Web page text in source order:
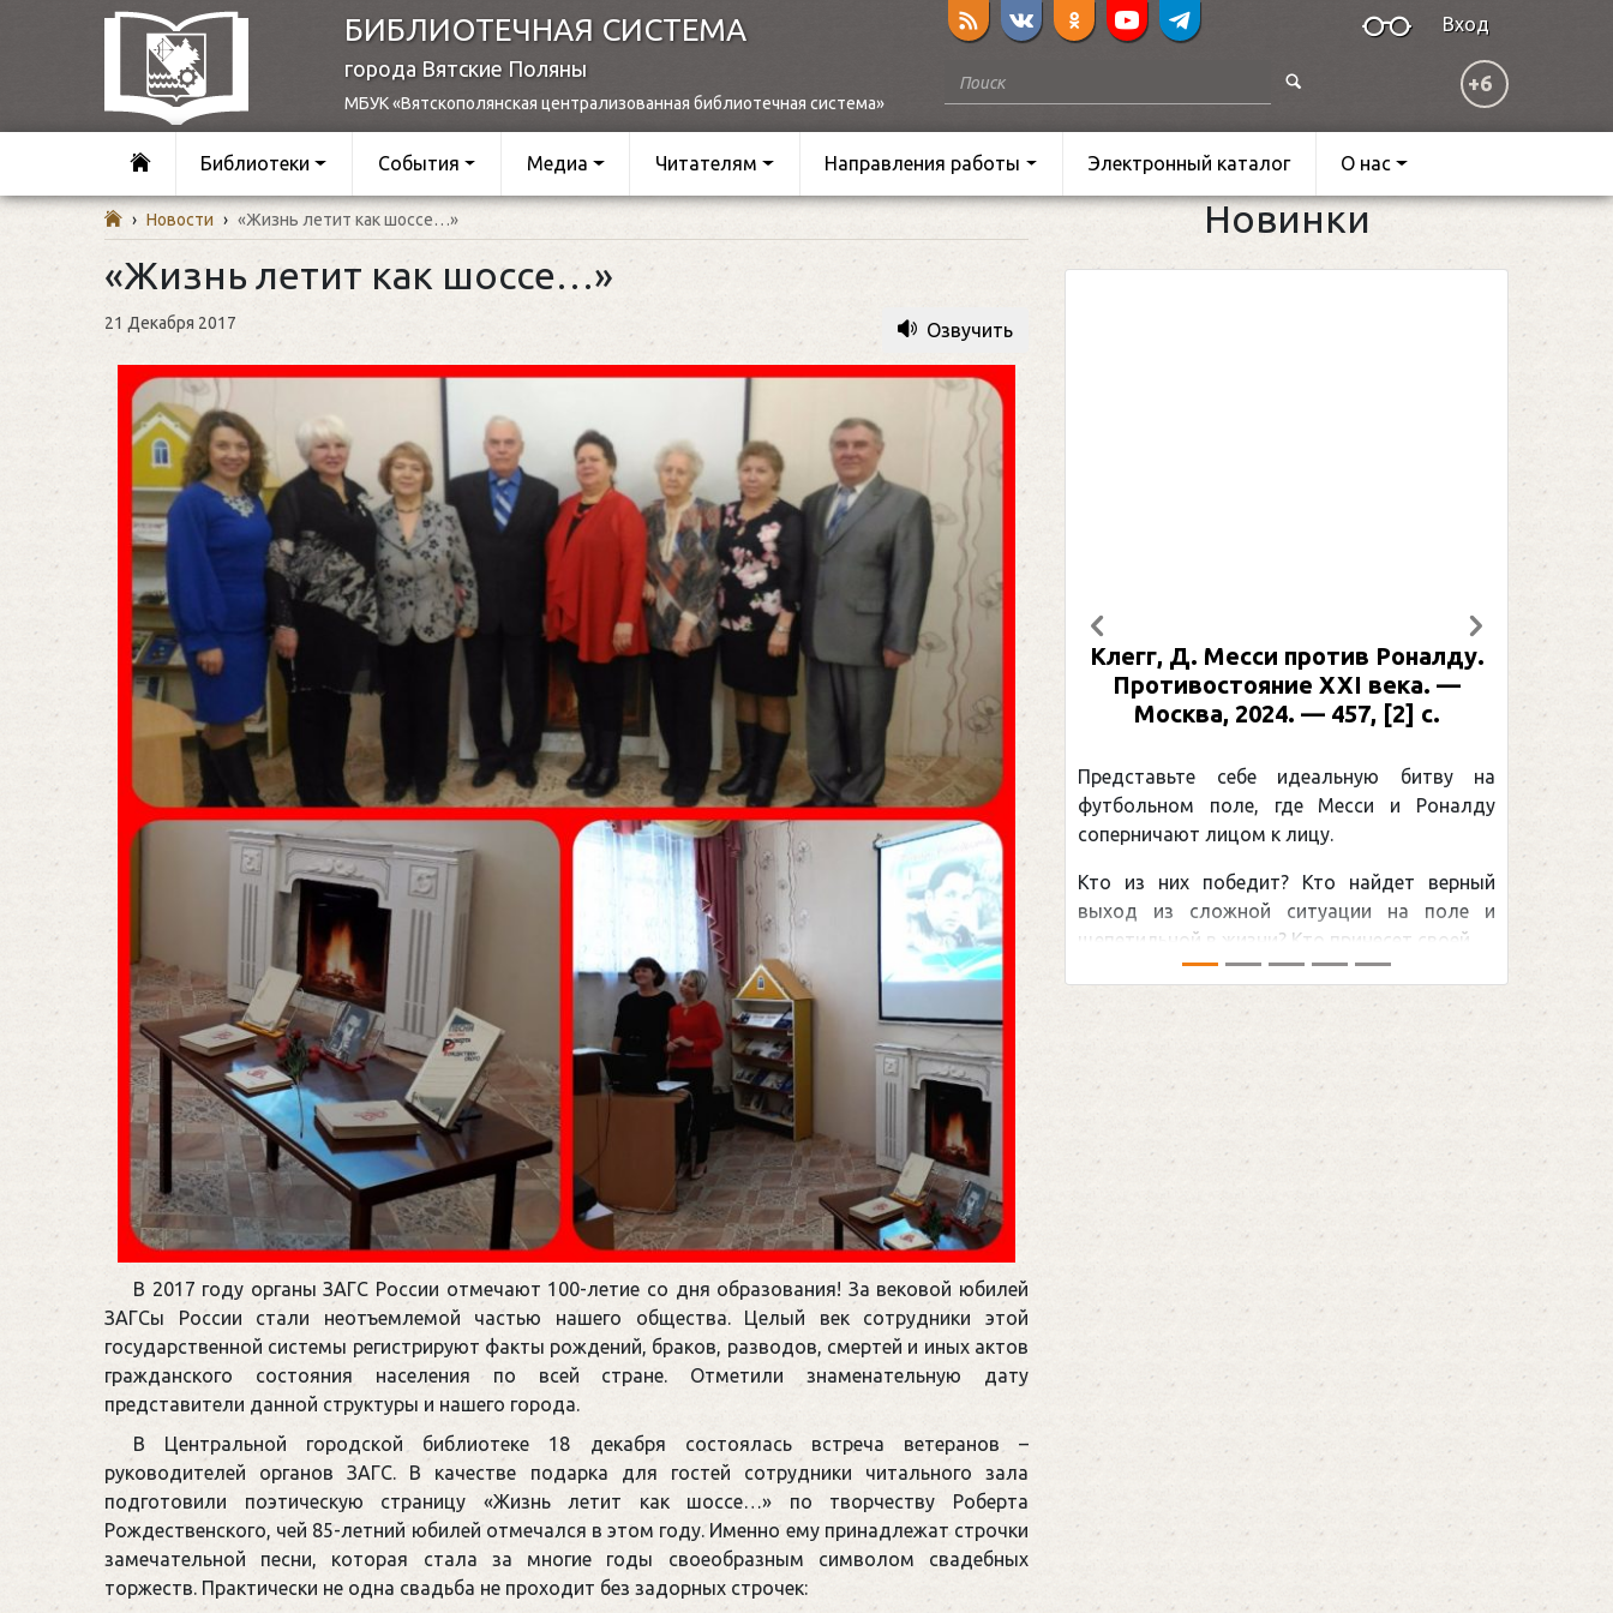
БИБЛИОТЕЧНАЯ СИСТЕМА
города Вятские Поляны
МБУК «Вятскополянская централизованная библиотечная система»
Вход
+6
Библиотеки События Медиа Читателям Направления работы Электронный каталог О нас
› Новости › «Жизнь летит как шоссе…»
«Жизнь летит как шоссе…»
21 Декабря 2017 Озвучить
В 2017 году органы ЗАГС России отмечают 100-летие со дня образования! За вековой юбилей
ЗАГСы России стали неотъемлемой частью нашего общества. Целый век сотрудники этой
государственной системы регистрируют факты рождений, браков, разводов, смертей и иных актов
гражданского состояния населения по всей стране. Отметили знаменательную дату
представители данной структуры и нашего города.
В Центральной городской библиотеке 18 декабря состоялась встреча ветеранов –
руководителей органов ЗАГС. В качестве подарка для гостей сотрудники читального зала
подготовили поэтическую страницу «Жизнь летит как шоссе…» по творчеству Роберта
Рождественского, чей 85-летний юбилей отмечался в этом году. Именно ему принадлежат строчки
замечательной песни, которая стала за многие годы своеобразным символом свадебных
торжеств. Практически не одна свадьба не проходит без задорных строчек:
Новинки
Клегг, Д. Месси против Роналду.
Противостояние XXI века. —
Москва, 2024. — 457, [2] с.
Представьте себе идеальную битву на
футбольном поле, где Месси и Роналду
соперничают лицом к лицу.
Кто из них победит? Кто найдет верный
выход из сложной ситуации на поле и
щепетильной в жизни? Кто принесет своей ...
Рабинер, И. Я.
:
Москва, 2024
снайперским
принадлежит
Гретцки, — едва ли не
хоккейная тема
сезоном Национальной
Предыдущий Следующий